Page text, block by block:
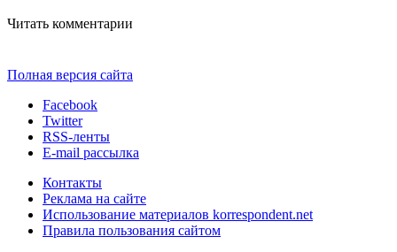
Читать комментарии
Полная версия сайта
Facebook
Twitter
RSS-ленты
E-mail рассылка
Контакты
Реклама на сайте
Использование материалов korrespondent.net
Правила пользования сайтом